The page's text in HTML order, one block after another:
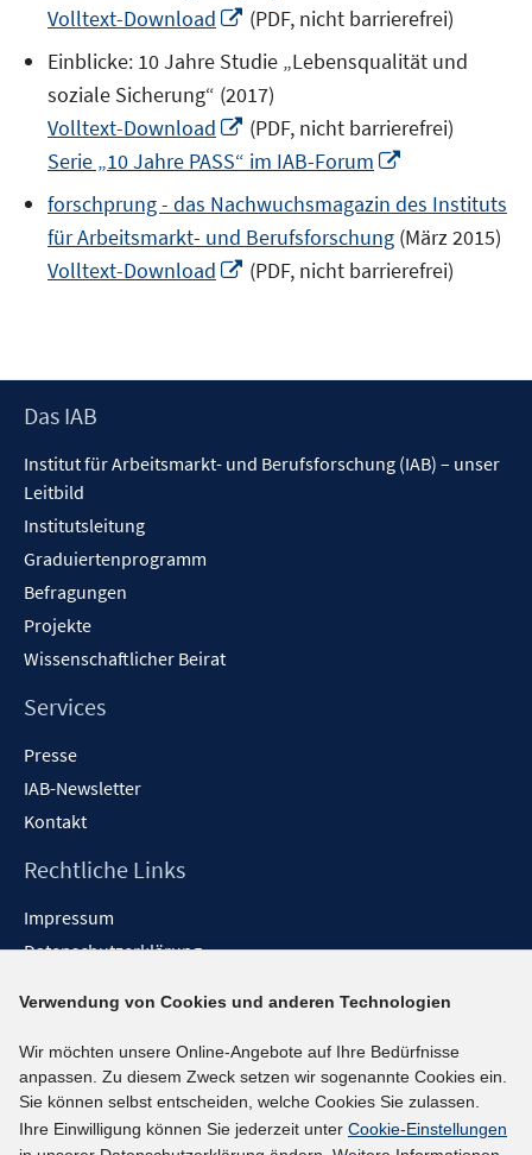
Volltext-Download
In
Fenster
öffnen
(PDF, nicht barrierefrei)
Einblicke: 10 Jahre Studie „Lebensqualität und
soziale Sicherung“ (2017)
Volltext-Download
In
neuem
öffnen
(PDF, nicht barrierefrei)
Serie „10 Jahre PASS“ im IAB-Forum
Fenster
öffnen
forschprung - das Nachwuchsmagazin des Instituts
für Arbeitsmarkt- und Berufsforschung (März 2015)
Volltext-Download
In
(PDF, nicht barrierefrei)
Footer
Das IAB
Institut für Arbeitsmarkt- und Berufsforschung (IAB) – unser
Leitbild
Institutsleitung
Graduiertenprogramm
Befragungen
Projekte
Wissenschaftlicher Beirat
Services
Presse
IAB-Newsletter
Kontakt
Rechtliche Links
Impressum
Datenschutzerklärung
Barrieren melden
Social-Media-Kanäle
BlueSky
YouTube
Verwendung von Cookies und anderen Technologien
Wir möchten unsere Online-Angebote auf Ihre Bedürfnisse
anpassen. Zu diesem Zweck setzen wir sogenannte Cookies ein.
Sie können selbst entscheiden, welche Cookies Sie zulassen.
Ihre Einwilligung können Sie jederzeit unter Cookie-Einstellungen